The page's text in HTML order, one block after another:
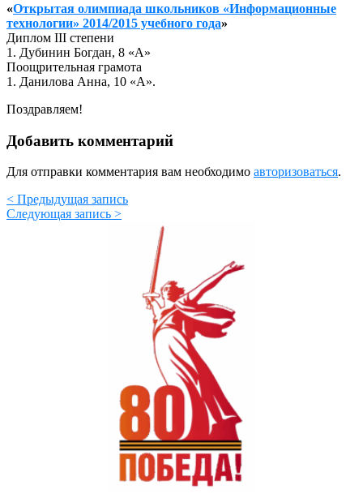
«Открытая олимпиада школьников «Информационные
технологии» 2014/2015 учебного года»
Диплом III степени
1. Дубинин Богдан, 8 «А»
Поощрительная грамота
1. Данилова Анна, 10 «А».
Поздравляем!
Добавить комментарий
Для отправки комментария вам необходимо авторизоваться.
< Предыдущая запись
Следующая запись >